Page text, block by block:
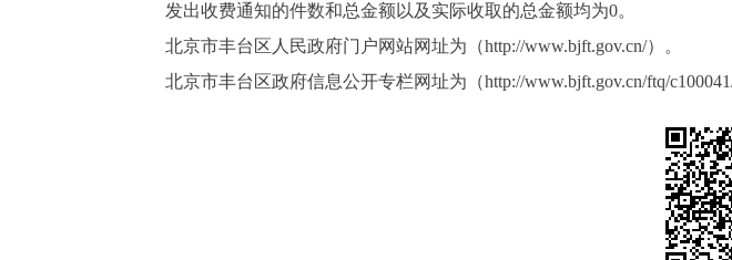
发出收费通知的件数和总金额以及实际收取的总金额均为0。
北京市丰台区人民政府门户网站网址为（http://www.bjft.gov.cn/）。
北京市丰台区政府信息公开专栏网址为（http://www.bjft.gov.cn/ftq/